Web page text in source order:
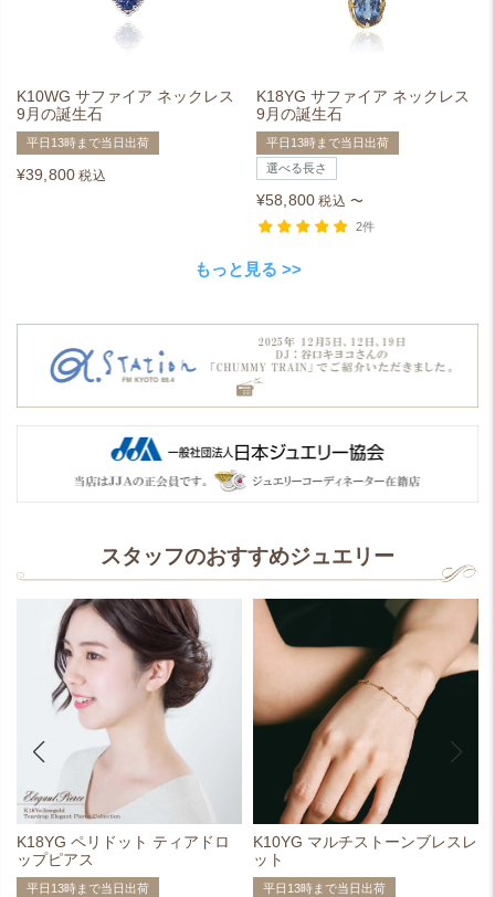
K10WG サファイア ネックレス
9月の誕生石
平日13時まで当日出荷
¥39,800 税込
K18YG サファイア ネックレス
9月の誕生石
平日13時まで当日出荷
選べる長さ
¥58,800 税込 〜
2件
もっと見る >>
スタッフのおすすめジュエリー
K18YG ペリドット ティアドロ
ップピアス
平日13時まで当日出荷
K10YG マルチストーンブレスレ
ット
平日13時まで当日出荷